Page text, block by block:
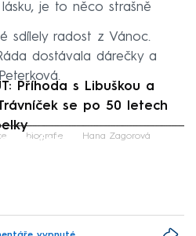
je to něco strašně
sdílely radost z Vánoc.
dostávala dárečky a
Příhoda s Libuškou a
se po 50 letech
to fetch
biografie Hana Zagorová